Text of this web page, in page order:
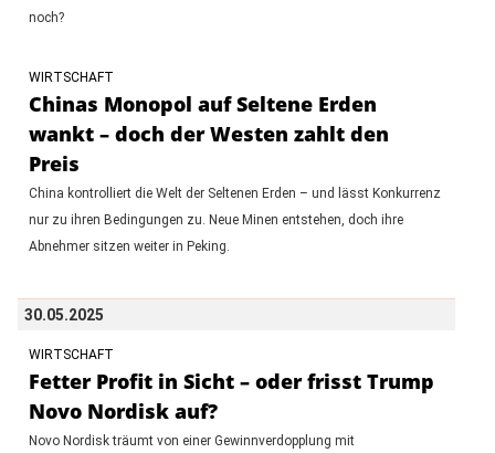
noch?
WIRTSCHAFT
Chinas Monopol auf Seltene Erden
wankt – doch der Westen zahlt den
Preis
China kontrolliert die Welt der Seltenen Erden – und lässt Konkurrenz
nur zu ihren Bedingungen zu. Neue Minen entstehen, doch ihre
Abnehmer sitzen weiter in Peking.
30.05.2025
WIRTSCHAFT
Fetter Profit in Sicht – oder frisst Trump
Novo Nordisk auf?
Novo Nordisk träumt von einer Gewinnverdopplung mit